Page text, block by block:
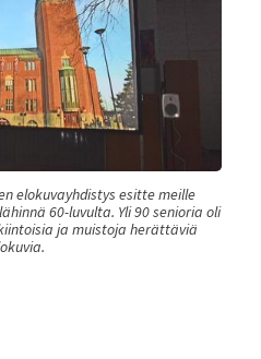
elokuvayhdistys esitte meille
60-luvulta. Yli 90 senioria oli
ja muistoja herättäviä